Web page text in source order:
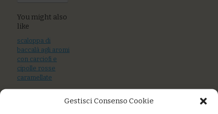
Gestisci Consenso Cookie
You might also
like
scaloppa di
baccalà agli aromi
con carciofi e
cipolle rosse
caramellate